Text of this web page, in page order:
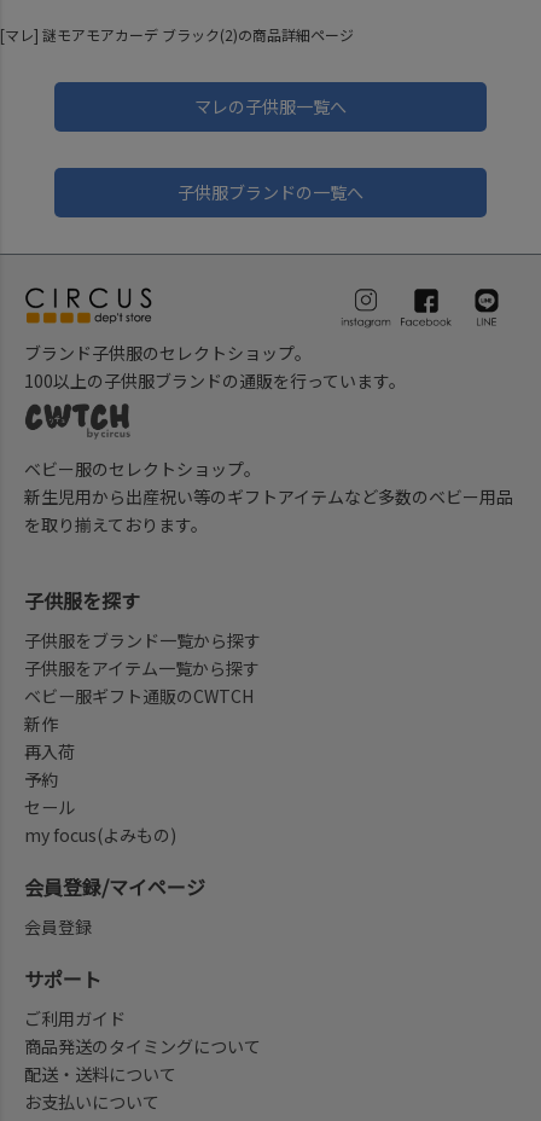
[マレ] 謎モアモアカーデ ブラック(2)の商品詳細ページ
マレの子供服一覧へ
子供服ブランドの一覧へ
ブランド子供服のセレクトショップ。
100以上の子供服ブランドの通販を行っています。
ベビー服のセレクトショップ。
新生児用から出産祝い等のギフトアイテムなど多数のベビー用品
を取り揃えております。
子供服を探す
子供服をブランド一覧から探す
子供服をアイテム一覧から探す
ベビー服ギフト通販のCWTCH
新作
再入荷
予約
セール
my focus(よみもの)
会員登録/マイページ
会員登録
サポート
ご利用ガイド
商品発送のタイミングについて
配送・送料について
お支払いについて